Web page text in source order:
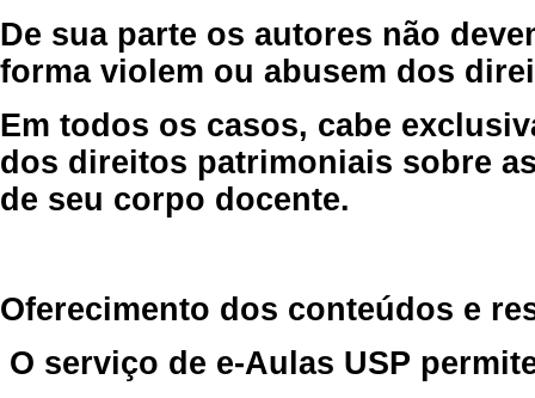
De sua parte os autores não
forma violem ou abusem dos
Em todos os casos, cabe
dos direitos patrimoniais sobre
de seu corpo docente.
Oferecimento dos conteúdos e
O serviço de e-Aulas USP